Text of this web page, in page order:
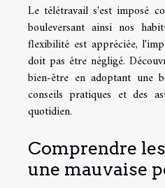
Le télétravail s'est imposé
bouleversant ainsi nos
flexibilité est appréciée,
doit pas être négligé.
bien-être en adoptant une
conseils pratiques et des
quotidien.
Comprendre
une mauvaise